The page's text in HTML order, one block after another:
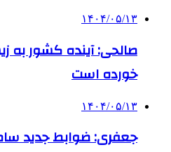
۱۴۰۴/۰۵/۱۳
صالحی: آینده کشور به
خورده است
۱۴۰۴/۰۵/۱۳
جعفری: ضوابط جدید